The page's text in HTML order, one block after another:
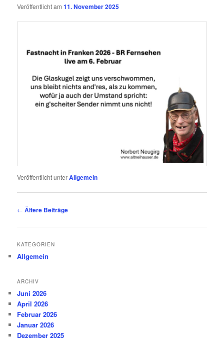
Veröffentlicht am11. November 2025
Veröffentlicht unterAllgemein
Beitragsnavigation
← Ältere Beiträge
KATEGORIEN
Allgemein
ARCHIV
Juni 2026
April 2026
Februar 2026
Januar 2026
Dezember 2025